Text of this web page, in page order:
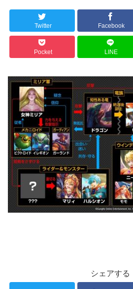
Twitter Facebook
Pocket LINE
シェアする